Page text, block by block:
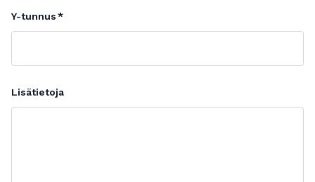
Y-tunnus
Lisätietoja